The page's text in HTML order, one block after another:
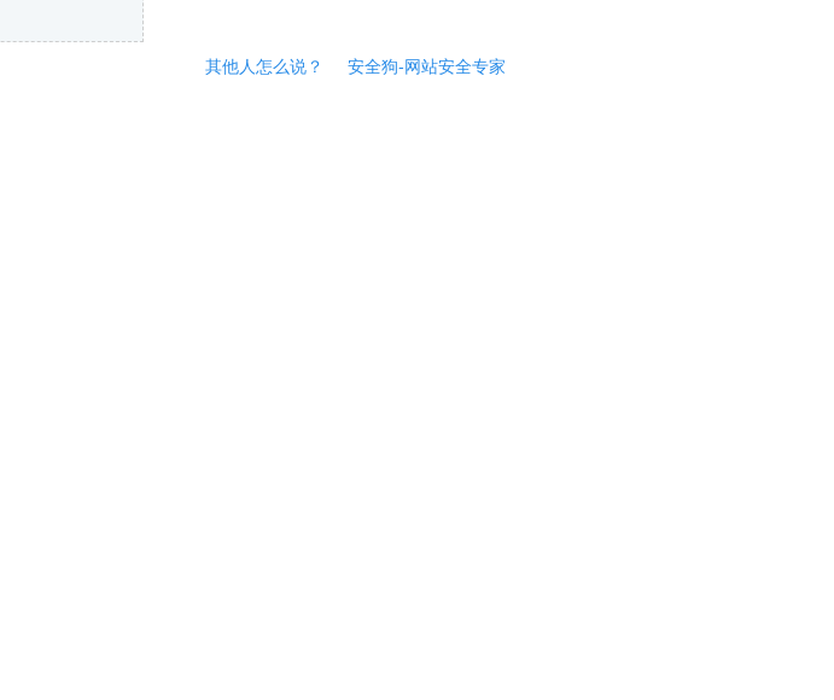
其他人怎么说？ 安全狗-网站安全专家